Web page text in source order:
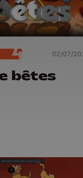
02/07/
bêtes